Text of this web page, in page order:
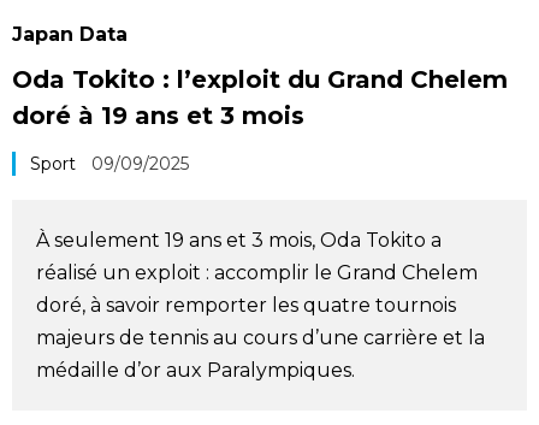
Société
Gastronomie
Le japonais
Japan Data
Oda Tokito : l’exploit du Grand Chelem
doré à 19 ans et 3 mois
Sport 09/09/2025
À seulement 19 ans et 3 mois, Oda Tokito a
réalisé un exploit : accomplir le Grand Chelem
doré, à savoir remporter les quatre tournois
majeurs de tennis au cours d’une carrière et la
médaille d’or aux Paralympiques.